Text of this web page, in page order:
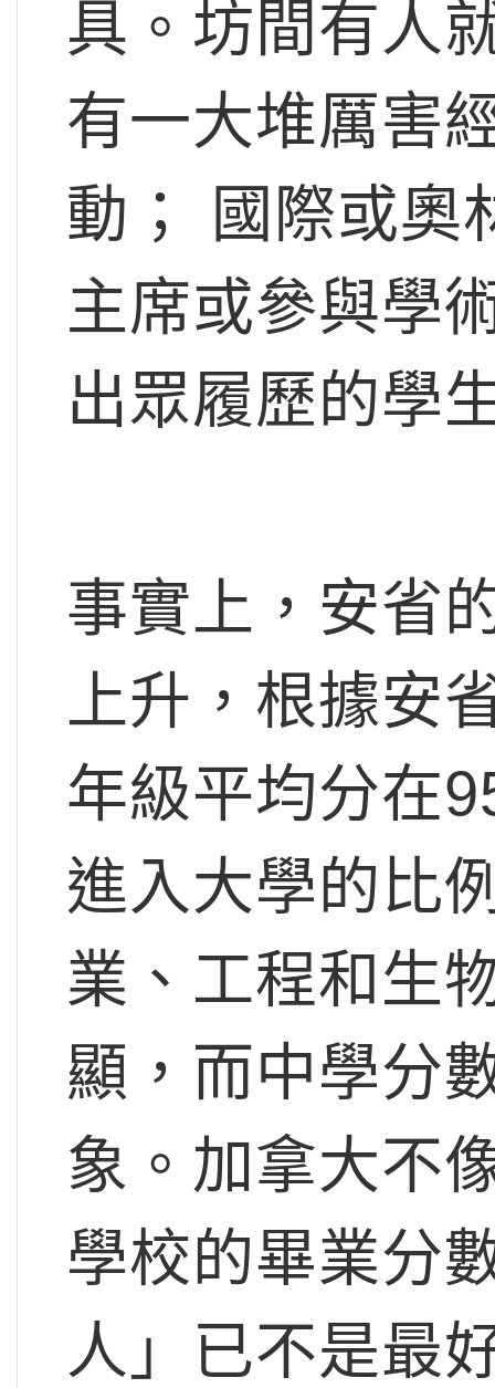
具。坊間有人
有一大堆厲害
動； 國際或奧
主席或參與學
出眾履歷的學
事實上，安省
上升，根據安
年級平均分在
進入大學的比
業、工程和生
顯，而中學分
象。加拿大不
學校的畢業分
人」已不是最